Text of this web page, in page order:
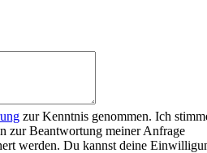
zur Kenntnis genommen. Ich
zur Beantwortung meiner Anfrage
werden. Du kannst deine